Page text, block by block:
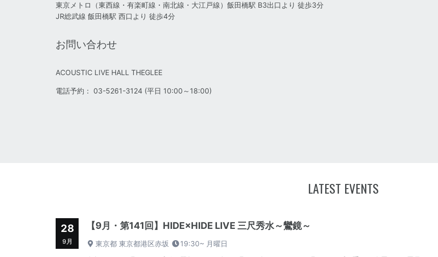
東京メトロ（東西線・有楽町線・南北線・大江戸線）飯田橋駅 B3出口より 徒歩3分
JR総武線 飯田橋駅 西口より 徒歩4分
お問い合わせ
ACOUSTIC LIVE HALL THEGLEE
電話予約： 03-5261-3124 (平日 10:00～18:00)
LATEST EVENTS
28
9月
【9月・第141回】HIDE×HIDE LIVE 三尺秀水～鸞鏡～
東京都 東京都港区赤坂 19:30~ 月曜日